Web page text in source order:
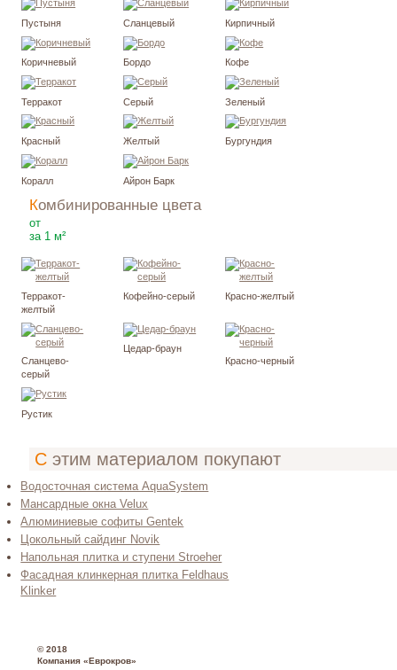
Пустыня Сланцевый Кирпичный
Коричневый Бордо Кофе
Терракот Серый Зеленый
Красный Желтый Бургундия
Коралл Айрон Барк
Комбинированные цвета
от
за 1 м²
Терракот-
желтый
Кофейно-серый Красно-желтый
Сланцево-
серый
Цедар-браун
Красно-черный
Рустик
С этим материалом покупают
Водосточная система AquaSystem
Мансардные окна Velux
Алюминиевые софиты Gentek
Цокольный сайдинг Novik
Напольная плитка и ступени Stroeher
Фасадная клинкерная плитка Feldhaus
Klinker
© 2018
Компания «Еврокров»